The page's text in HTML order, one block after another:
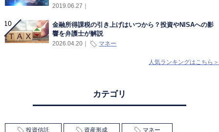
カテゴリ
投資信託 資産形成 マネー
2019.06.27
金融所得課税の引き上げはいつから？投資やNISAへの影
響を弁護士が解説
2026.04.20｜ マネー
人気ランキングはこちら＞